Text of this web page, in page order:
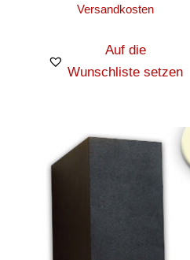
Versandkosten
Auf die
Wunschliste setzen